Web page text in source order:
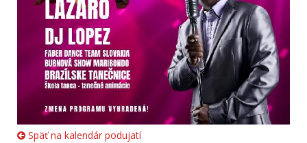
Späť na kalendár podujatí